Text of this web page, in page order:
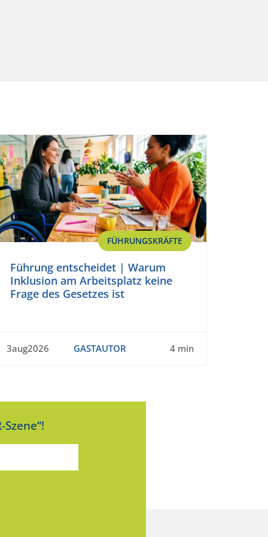
FÜHRUNGSKRÄFTE
Führung entscheidet | Warum
Inklusion am Arbeitsplatz keine
Frage des Gesetzes ist
3aug2026 GASTAUTOR 4 min